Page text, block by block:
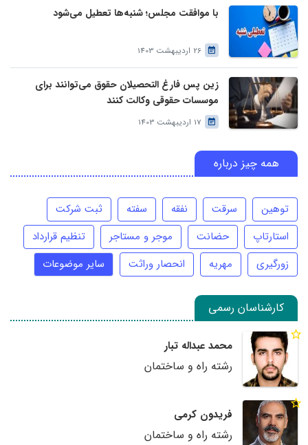
با موافقت مجلس؛ شنبه‌ها تعطیل می‌شود
26 اردیبهشت 1403
زین پس فارغ التحصیلان حقوق می‌توانند برای
موسسات حقوقی وکالت کنند
17 اردیبهشت 1403
همه چیز درباره
توهین سرقت نفقه سفته
ثبت شرکت
استارتاپ
حضانت موجر و مستاجر
تنظیم قرارداد
زورگیری
مهریه انحصار وراثت سایر موضوعات
کارشناسان رسمی
محمد عبداله تبار
رشته راه و ساختمان
فریدون کرمی
رشته راه و ساختمان